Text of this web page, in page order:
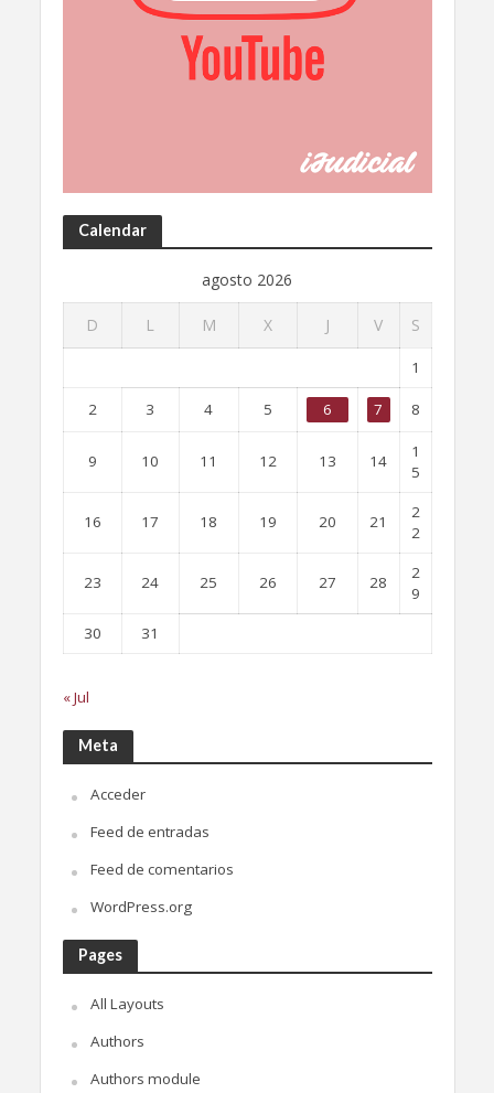
Calendar
agosto 2026
D L M X J V S
1
2 3 4 5 6 7 8
9 10 11 12 13 14
1
5
16 17 18 19 20 21
2
2
23 24 25 26 27 28
2
9
30
31
« Jul
Meta
Acceder
Feed de entradas
Feed de comentarios
WordPress.org
Pages
All Layouts
Authors
Authors module